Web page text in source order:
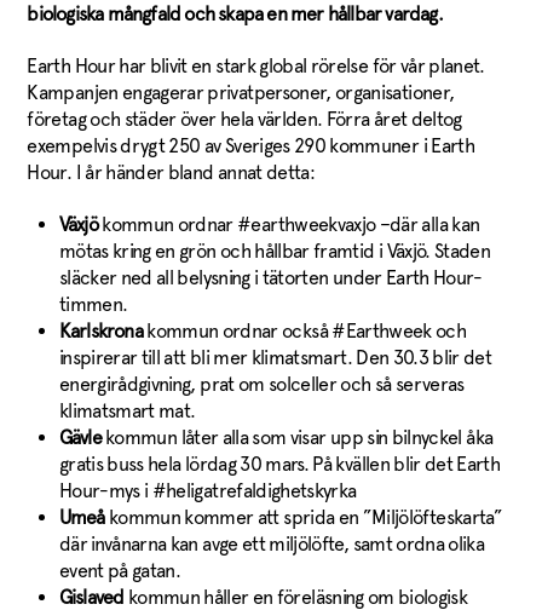
biologiska mångfald och skapa en mer hållbar vardag.
Earth Hour har blivit en stark global rörelse för vår planet.
Kampanjen engagerar privatpersoner, organisationer,
företag och städer över hela världen. Förra året deltog
exempelvis drygt 250 av Sveriges 290 kommuner i Earth
Hour. I år händer bland annat detta:
Växjökommun ordnar #earthweekvaxjo –där alla kan
mötas kring en grön och hållbar framtid i Växjö. Staden
släcker ned all belysning i tätorten under Earth Hour-
timmen.
Karlskronakommun ordnar också #Earthweek och
inspirerar till att bli mer klimatsmart. Den 30.3 blir det
energirådgivning, prat om solceller och så serveras
klimatsmart mat.
Gävlekommun låter alla som visar upp sin bilnyckel åka
gratis buss hela lördag 30 mars. På kvällen blir det Earth
Hour-mys i #heligatrefaldighetskyrka
Umeå kommun kommer att sprida en ”Miljölöfteskarta”
där invånarna kan avge ett miljölöfte, samt ordna olika
event på gatan.
Gislaved kommun håller en föreläsning om biologisk